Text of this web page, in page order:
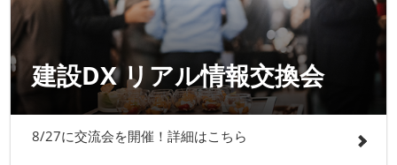
建設DX リアル情報交換会
8/27に交流会を開催！詳細はこちら